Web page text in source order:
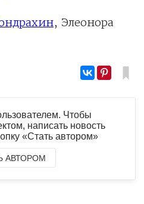
, Элеонора
Чтобы
написать новость
«Стать автором»
АВТОРОМ